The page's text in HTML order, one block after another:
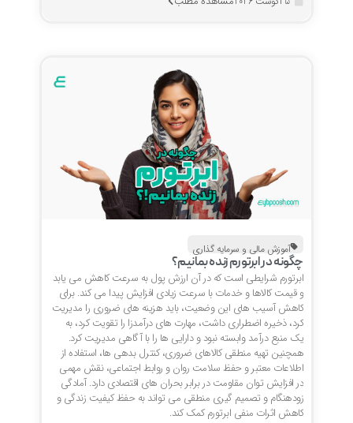
آموزش مالی و سرمایه گذاری
چگونه در ابرتورم زنده بمانیم؟
ابرتورم شرایطی است که در آن ارزش پول به سرعت کاهش می یابد
و قیمت کالاها و خدمات با سرعت زیادی افزایش پیدا می کند. برای
کاهش آسیب های این وضعیت، باید هزینه های ضروری را مدیریت
کرد، ذخیره اضطراری داشت، مهارت های درآمدزا را تقویت کرد، به
یک منبع درآمد وابسته نبود و دارایی ها را با آگاهی مدیریت کرد.
همچنین تهیه منطقی کالاهای ضروری، کنترل بدهی ها، استفاده از
اطلاعات معتبر و حفظ سلامت روان و روابط اجتماعی، نقش مهمی
در افزایش توان مقاومت در برابر بحران های اقتصادی دارد. آمادگی
زودهنگام و تصمیم گیری منطقی می تواند به حفظ کیفیت زندگی و
کاهش اثرات منفی ابرتورم کمک کند.